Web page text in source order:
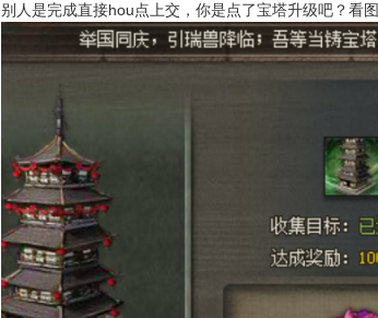
别人是完成直接hou点上交，你是点了宝塔升级吧？看图